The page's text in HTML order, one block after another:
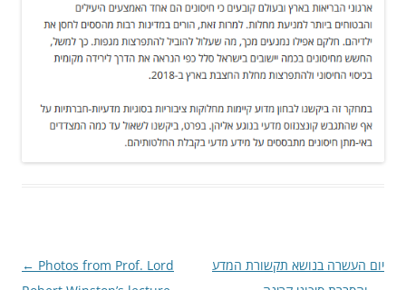
Post
← Photos from Prof. Lord
יום העשרה בנושא תקשורת המדע